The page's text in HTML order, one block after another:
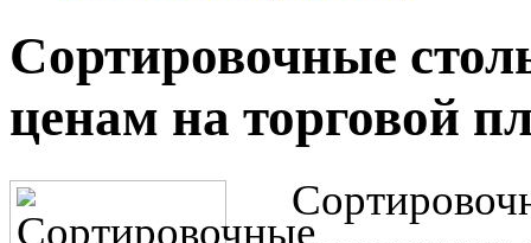
Сортировочные
ценам на торговой